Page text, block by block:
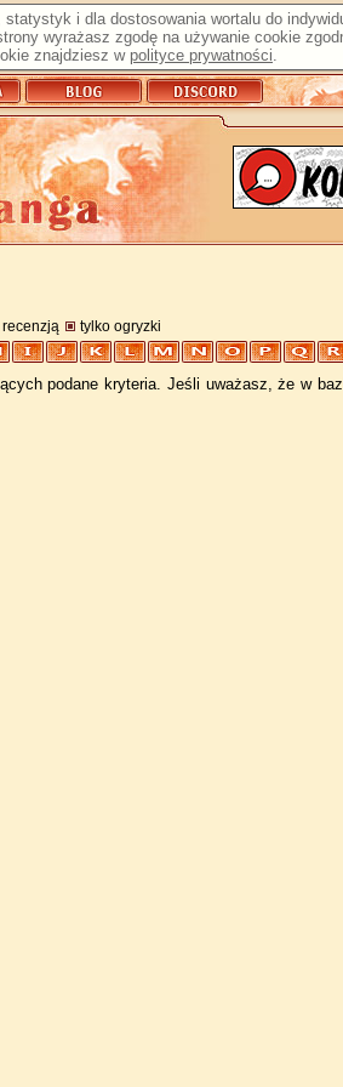
i dla dostosowania wortalu do
wyrażasz zgodę na używanie cookie
znajdziesz w polityce prywatności.
recenzją tylko ogryzki
podane kryteria. Jeśli uważasz, że w